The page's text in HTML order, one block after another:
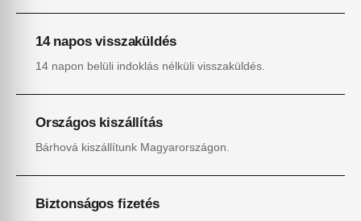
14 napos visszaküldés
14 napon belüli indoklás nélküli visszaküldés.
Országos kiszállítás
Bárhová kiszállítunk Magyarországon.
Biztonságos fizetés